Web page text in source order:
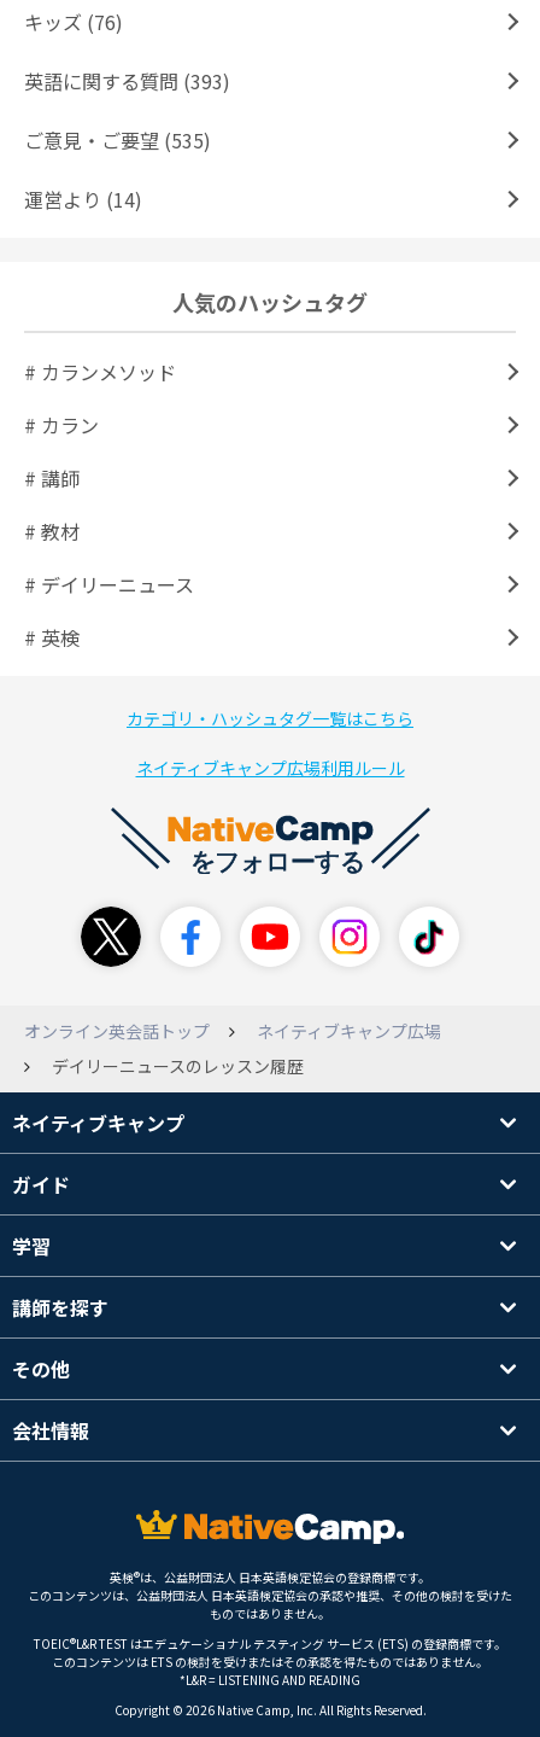
キッズ (76)
英語に関する質問 (393)
ご意見・ご要望 (535)
運営より (14)
人気のハッシュタグ
# カランメソッド
# カラン
# 講師
# 教材
# デイリーニュース
# 英検
カテゴリ・ハッシュタグ一覧はこちら
ネイティブキャンプ広場利用ルール
オンライン英会話トップ
ネイティブキャンプ広場
デイリーニュースのレッスン履歴
ネイティブキャンプ
ガイド
学習
講師を探す
その他
会社情報
英検®は、公益財団法人 日本英語検定協会の登録商標です。
このコンテンツは、公益財団法人 日本英語検定協会の承認や推奨、その他の検討を受けた
ものではありません。
TOEIC®L&R TEST はエデュケーショナル テスティング サービス (ETS) の登録商標です。
このコンテンツは ETS の検討を受けまたはその承認を得たものではありません。
*L&R = LISTENING AND READING
Copyright © 2026 Native Camp, Inc. All Rights Reserved.